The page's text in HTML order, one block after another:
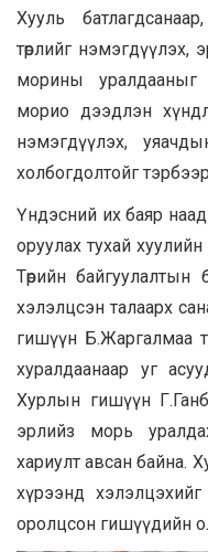
Хууль
төрлийг
морины уралдааныг
морио дээдлэн
нэмэгдүүлэх,
холбогдолтойг
Үндэсний их баяр
оруулах тухай
Төрийн
хэлэлцсэн талаарх
гишүүн Б.Жаргалмаа
хуралдаанаар уг
Хурлын гишүүн
эрлийз морь
хариулт авсан байна.
хүрээнд
оролцсон гишүүдийн